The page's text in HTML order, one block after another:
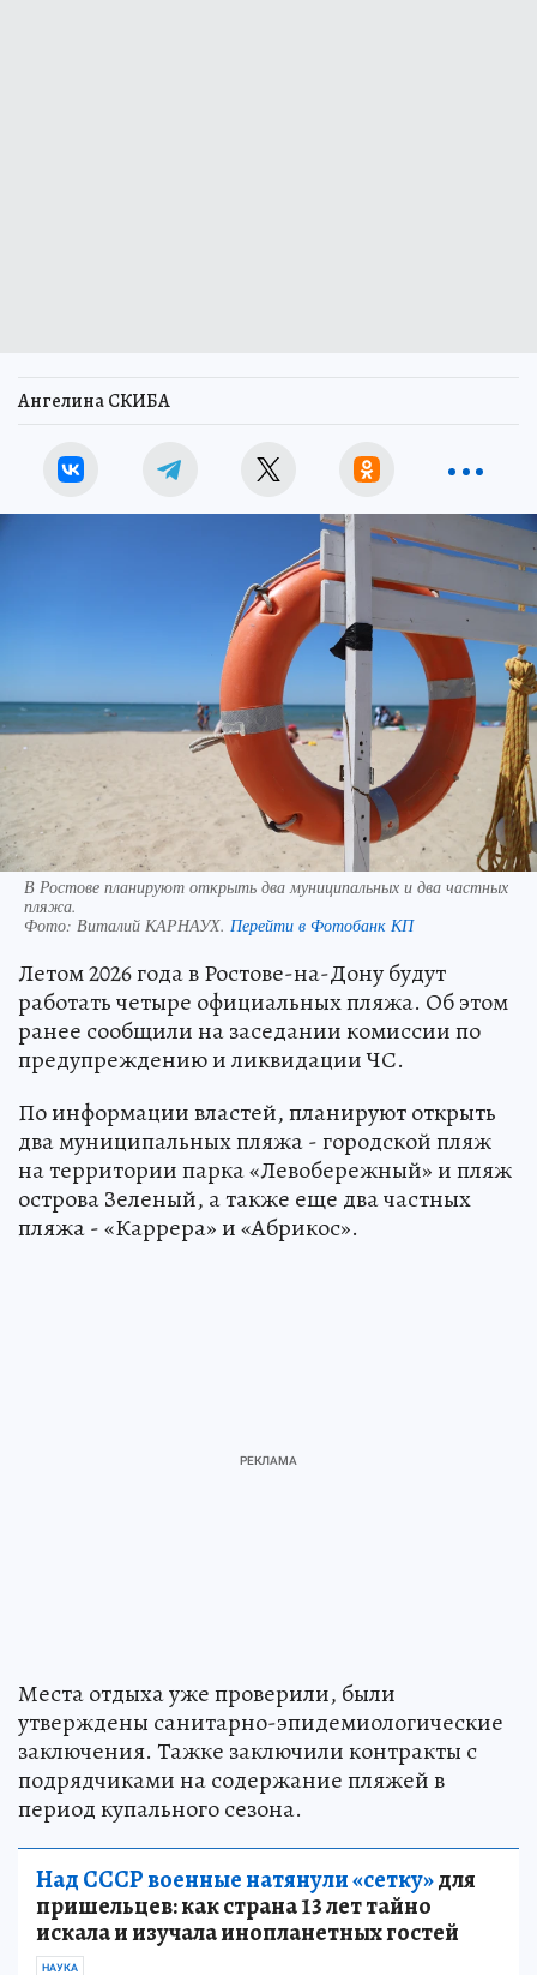
Ангелина СКИБА
В Ростове планируют открыть два муниципальных и два частных
пляжа.
Фото: Виталий КАРНАУХ. Перейти в Фотобанк КП
Летом 2026 года в Ростове-на-Дону будут
работать четыре официальных пляжа. Об этом
ранее сообщили на заседании комиссии по
предупреждению и ликвидации ЧС.
По информации властей, планируют открыть
два муниципальных пляжа - городской пляж
на территории парка «Левобережный» и пляж
острова Зеленый, а также еще два частных
пляжа - «Каррера» и «Абрикос».
Места отдыха уже проверили, были
утверждены санитарно-эпидемиологические
заключения. Тажке заключили контракты с
подрядчиками на содержание пляжей в
период купального сезона.
Над СССР военные натянули «сетку»для
пришельцев: как страна 13 лет тайно
искала и изучала инопланетных гостей
НАУКА